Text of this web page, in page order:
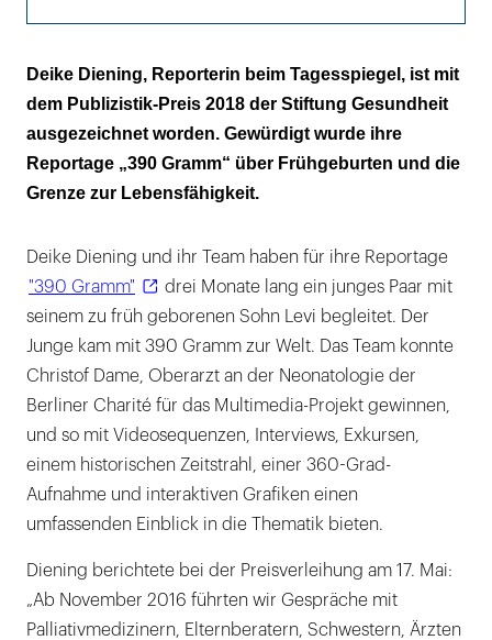
Als junger Mensch mit einer schweren
Krankheit leben
Reportage aus dem Alltag einer Pflegekraft
Deike Diening, Reporterin beim Tagesspiegel, ist mit
dem Publizistik-Preis 2018 der Stiftung Gesundheit
ausgezeichnet worden. Gewürdigt wurde ihre
Reportage „390 Gramm“ über Frühgeburten und die
Grenze zur Lebensfähigkeit.
Deike Diening und ihr Team haben für ihre Reportage
"390 Gramm"
drei Monate lang ein junges Paar mit
seinem zu früh geborenen Sohn Levi begleitet. Der
Junge kam mit 390 Gramm zur Welt. Das Team konnte
Christof Dame, Oberarzt an der Neonatologie der
Berliner Charité für das Multimedia-Projekt gewinnen,
und so mit Videosequenzen, Interviews, Exkursen,
einem historischen Zeitstrahl, einer 360-Grad-
Aufnahme und interaktiven Grafiken einen
umfassenden Einblick in die Thematik bieten.
Diening berichtete bei der Preisverleihung am 17. Mai:
„Ab November 2016 führten wir Gespräche mit
Palliativmedizinern, Elternberatern, Schwestern, Ärzten